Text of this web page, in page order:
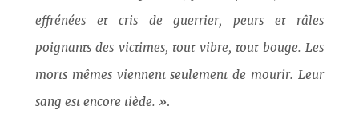
effrénées et cris de guerrier, peurs et râles
poignants des victimes, tout vibre, tout bouge. Les
morts mêmes viennent seulement de mourir. Leur
sang est encore tiède. ».